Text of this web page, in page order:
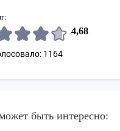
4,68
1164
быть интересно: